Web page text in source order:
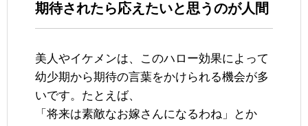
期待されたら応えたいと思うのが人間
美人やイケメンは、このハロー効果によって
幼少期から期待の言葉をかけられる機会が多
いです。たとえば、
「将来は素敵なお嫁さんになるわね」とか